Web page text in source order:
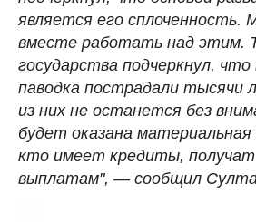
является его сплоченность.
вместе работать над этим.
государства подчеркнул, что
паводка пострадали тысячи
из них не останется без
будет оказана
кто имеет кредиты, получат
выплатам", — сообщил